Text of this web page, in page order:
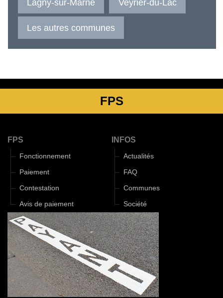
Lagny-sur-Marne Veyrier-du-Lac
Les autres communes
FPS
FPS
Fonctionnement
Paiement
Contestation
Avis de paiement
INFOS
Actualités
FAQ
Communes
Société